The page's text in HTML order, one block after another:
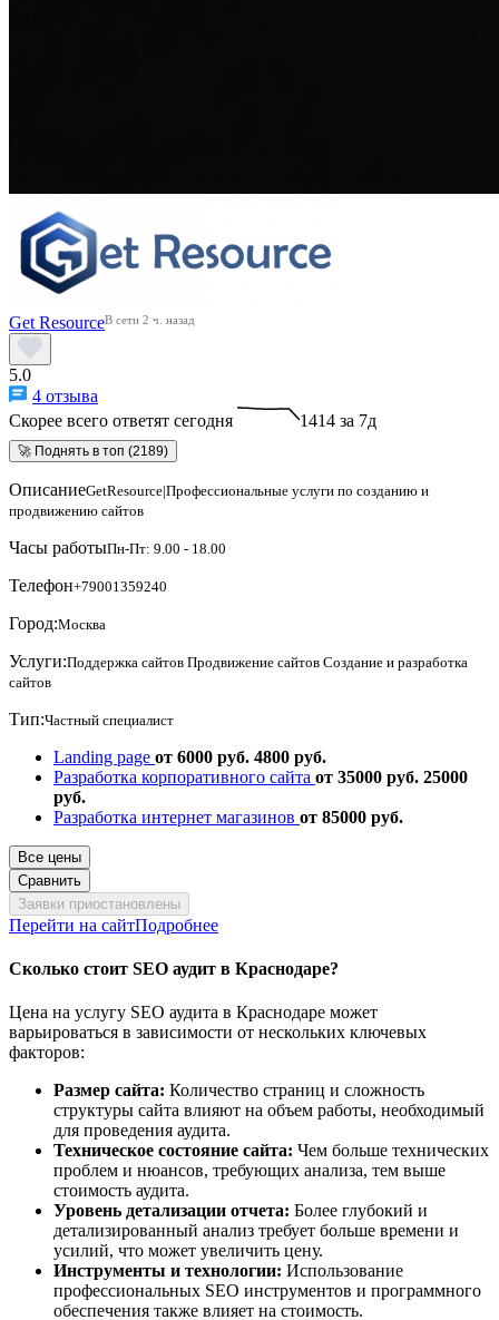
Get ResourceВ сети 2 ч. назад
5.0
4 отзыва
Скорее всего ответят сегодня
1414 за 7д
🚀 Поднять в топ (2189)
ОписаниеGetResource|Профессиональные услуги по созданию и
продвижению сайтов
Часы работыПн-Пт: 9.00 - 18.00
Телефон+79001359240
Город:Москва
Услуги:Поддержка сайтов Продвижение сайтов Создание и разработка
сайтов
Тип:Частный специалист
Landing page от 6000 руб. 4800 руб.
Разработка корпоративного сайта от 35000 руб. 25000
руб.
Разработка интернет магазинов от 85000 руб.
Все цены
Сравнить
Заявки приостановлены
Перейти на сайтПодробнее
Сколько стоит SEO аудит в Краснодаре?
Цена на услугу SEO аудита в Краснодаре может
варьироваться в зависимости от нескольких ключевых
факторов:
Размер сайта: Количество страниц и сложность
структуры сайта влияют на объем работы, необходимый
для проведения аудита.
Техническое состояние сайта: Чем больше технических
проблем и нюансов, требующих анализа, тем выше
стоимость аудита.
Уровень детализации отчета: Более глубокий и
детализированный анализ требует больше времени и
усилий, что может увеличить цену.
Инструменты и технологии: Использование
профессиональных SEO инструментов и программного
обеспечения также влияет на стоимость.